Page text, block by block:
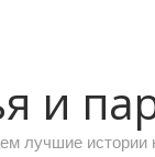
и
лучшие истории